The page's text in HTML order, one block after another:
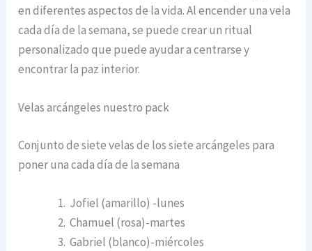
en diferentes aspectos de la vida. Al encender una vela
cada día de la semana, se puede crear un ritual
personalizado que puede ayudar a centrarse y
encontrar la paz interior.
Velas arcángeles nuestro pack
Conjunto de siete velas de los siete arcángeles para
poner una cada día de la semana
Jofiel (amarillo) -lunes
Chamuel (rosa)-martes
Gabriel (blanco)-miércoles